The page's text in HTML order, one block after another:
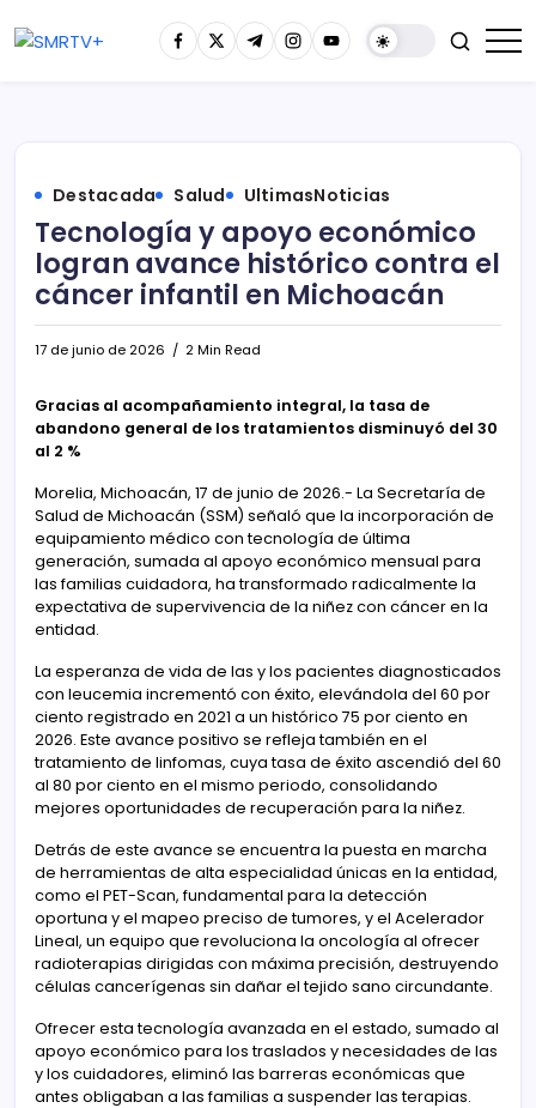
Destacada Salud UltimasNoticias
Tecnología y apoyo económico
logran avance histórico contra el
cáncer infantil en Michoacán
17 de junio de 2026 2 Min Read
Gracias al acompañamiento integral, la tasa de
abandono general de los tratamientos disminuyó del 30
al 2 %
Morelia, Michoacán, 17 de junio de 2026.- La Secretaría de
Salud de Michoacán (SSM) señaló que la incorporación de
equipamiento médico con tecnología de última
generación, sumada al apoyo económico mensual para
las familias cuidadora, ha transformado radicalmente la
expectativa de supervivencia de la niñez con cáncer en la
entidad.
La esperanza de vida de las y los pacientes diagnosticados
con leucemia incrementó con éxito, elevándola del 60 por
ciento registrado en 2021 a un histórico 75 por ciento en
2026. Este avance positivo se refleja también en el
tratamiento de linfomas, cuya tasa de éxito ascendió del 60
al 80 por ciento en el mismo periodo, consolidando
mejores oportunidades de recuperación para la niñez.
Detrás de este avance se encuentra la puesta en marcha
de herramientas de alta especialidad únicas en la entidad,
como el PET-Scan, fundamental para la detección
oportuna y el mapeo preciso de tumores, y el Acelerador
Lineal, un equipo que revoluciona la oncología al ofrecer
radioterapias dirigidas con máxima precisión, destruyendo
células cancerígenas sin dañar el tejido sano circundante.
Ofrecer esta tecnología avanzada en el estado, sumado al
apoyo económico para los traslados y necesidades de las
y los cuidadores, eliminó las barreras económicas que
antes obligaban a las familias a suspender las terapias.